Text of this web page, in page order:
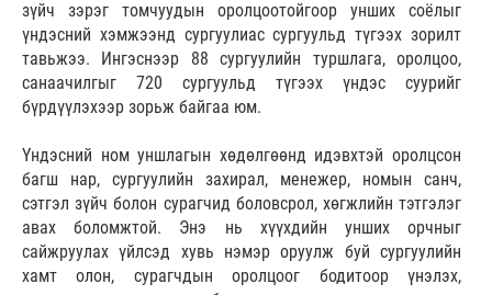
зүйч зэрэг томчуудын оролцоотойгоор унших соёлыг
үндэсний хэмжээнд сургуулиас сургуульд түгээх зорилт
тавьжээ. Ингэснээр 88 сургуулийн туршлага, оролцоо,
санаачилгыг 720 сургуульд түгээх үндэс суурийг
бүрдүүлэхээр зорьж байгаа юм.
Үндэсний ном уншлагын хөдөлгөөнд идэвхтэй оролцсон
багш нар, сургуулийн захирал, менежер, номын санч,
сэтгэл зүйч болон сурагчид боловсрол, хөгжлийн тэтгэлэг
авах боломжтой. Энэ нь хүүхдийн унших орчныг
сайжруулах үйлсэд хувь нэмэр оруулж буй сургуулийн
хамт олон, сурагчдын оролцоог бодитоор үнэлэх,